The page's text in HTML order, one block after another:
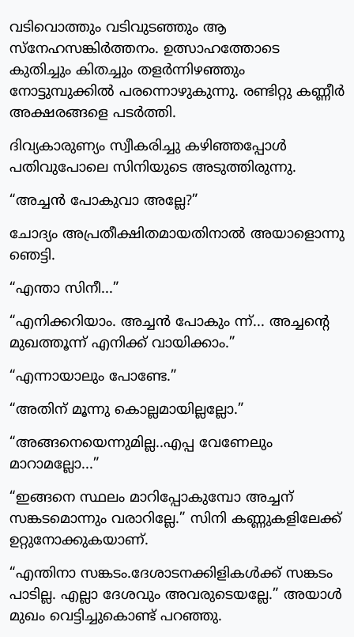
വടിവൊത്തും വടിവുടഞ്ഞും ആ
സ്നേഹസങ്കിർത്തനം. ഉത്സാഹത്തോടെ
കുതിച്ചും കിതച്ചും തളർന്നിഴഞ്ഞും
നോട്ടുമ്പുക്കിൽ പരന്നൊഴുകുന്നു. രണ്ടിറ്റു കണ്ണീർ
അക്ഷരങ്ങളെ പടർത്തി.
ദിവ്യകാരുണ്യം സ്വീകരിച്ചു കഴിഞ്ഞപ്പോൾ
പതിവുപോലെ സിനിയുടെ അടുത്തിരുന്നു.
“അച്ചൻ പോകുവാ അല്ലേ?”
ചോദ്യം അപ്രതീക്ഷിതമായതിനാൽ അയാളൊന്നു
ഞെട്ടി.
“എന്താ സിനീ...”
“എനിക്കറിയാം. അച്ചൻ പോകും ന്ന്... അച്ചന്റെ
മുഖത്തൂന്ന് എനിക്ക് വായിക്കാം.”
“എന്നായാലും പോണ്ടേ.”
“അതിന് മൂന്നു കൊല്ലമായില്ലല്ലോ.”
“അങ്ങനെയെന്നുമില്ല..എപ്പ വേണേലും
മാറാമല്ലോ...”
“ഇങ്ങനെ സ്ഥലം മാറിപ്പോകുമ്പോ അച്ചന്
സങ്കടമൊന്നും വരാറില്ലേ.” സിനി കണ്ണുകളിലേക്ക്
ഉറ്റുനോക്കുകയാണ്.
“എന്തിനാ സങ്കടം.ദേശാടനക്കിളികൾക്ക് സങ്കടം
പാടില്ല. എല്ലാ ദേശവും അവരുടെയല്ലേ.” അയാൾ
മുഖം വെട്ടിച്ചുകൊണ്ട് പറഞ്ഞു.